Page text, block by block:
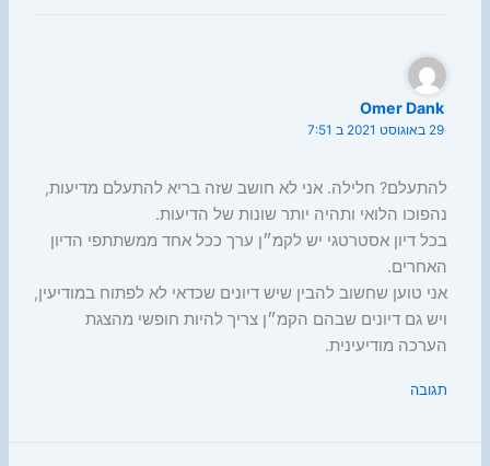
Omer Dank
29 באוגוסט 2021 ב 7:51
להתעלם? חלילה. אני לא חושב שזה בריא להתעלם מדיעות,
נהפוכו הלואי ותהיה יותר שונות של הדיעות.
בכל דיון אסטרטגי יש לקמ״ן ערך ככל אחד ממשתתפי הדיון
האחרים.
אני טוען שחשוב להבין שיש דיונים שכדאי לא לפתוח במודיעין,
ויש גם דיונים שבהם הקמ״ן צריך להיות חופשי מהצגת
הערכה מודיעינית.
תגובה